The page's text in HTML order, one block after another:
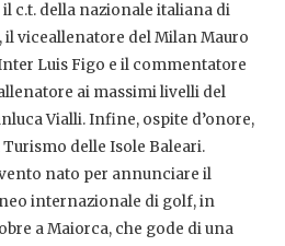
c.t. della nazionale italiana di
viceallenatore del Milan Mauro
Luis Figo e il commentatore
ai massimi livelli del
Vialli. Infine, ospite d’onore,
delle Isole Baleari.
nato per annunciare il
internazionale di golf, in
a Maiorca, che gode di una